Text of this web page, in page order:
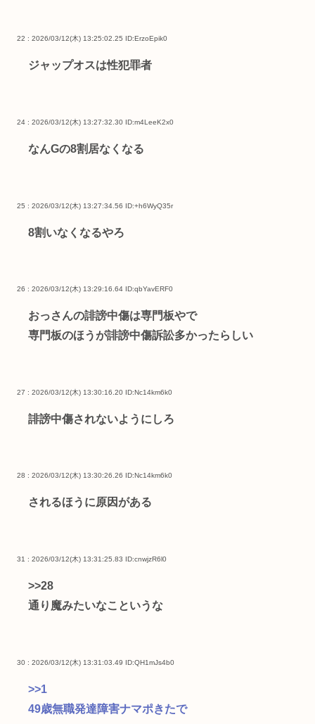
22 : 2026/03/12(木) 13:25:02.25 ID:ErzoEpik0
ジャップオスは性犯罪者
24 : 2026/03/12(木) 13:27:32.30 ID:m4LeeK2x0
なんGの8割居なくなる
25 : 2026/03/12(木) 13:27:34.56 ID:+h6WyQ35r
8割いなくなるやろ
26 : 2026/03/12(木) 13:29:16.64 ID:qbYavERF0
おっさんの誹謗中傷は専門板やで
専門板のほうが誹謗中傷訴訟多かったらしい
27 : 2026/03/12(木) 13:30:16.20 ID:Nc14km6k0
誹謗中傷されないようにしろ
28 : 2026/03/12(木) 13:30:26.26 ID:Nc14km6k0
されるほうに原因がある
31 : 2026/03/12(木) 13:31:25.83 ID:cnwjzR6l0
>>28
通り魔みたいなこというな
30 : 2026/03/12(木) 13:31:03.49 ID:QH1mJs4b0
>>1
49歳無職発達障害ナマポきたで